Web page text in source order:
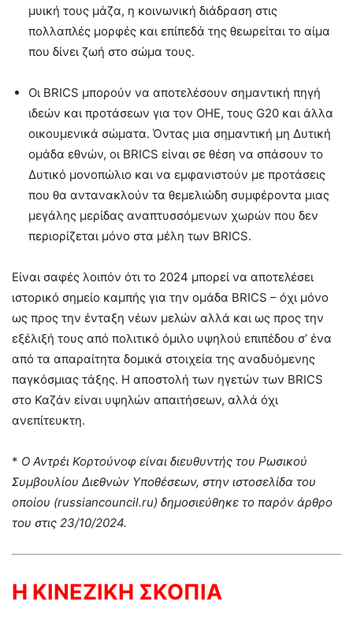
μυική τους μάζα, η κοινωνική διάδραση στις
πολλαπλές μορφές και επίπεδά της θεωρείται το αίμα
που δίνει ζωή στο σώμα τους.
Οι BRICS μπορούν να αποτελέσουν σημαντική πηγή
ιδεών και προτάσεων για τον ΟΗΕ, τους G20 και άλλα
οικουμενικά σώματα. Όντας μια σημαντική μη Δυτική
ομάδα εθνών, οι BRICS είναι σε θέση να σπάσουν το
Δυτικό μονοπώλιο και να εμφανιστούν με προτάσεις
που θα αντανακλούν τα θεμελιώδη συμφέροντα μιας
μεγάλης μερίδας αναπτυσσόμενων χωρών που δεν
περιορίζεται μόνο στα μέλη των BRICS.
Είναι σαφές λοιπόν ότι το 2024 μπορεί να αποτελέσει
ιστορικό σημείο καμπής για την ομάδα BRICS – όχι μόνο
ως προς την ένταξη νέων μελών αλλά και ως προς την
εξέλιξή τους από πολιτικό όμιλο υψηλού επιπέδου σ’ ένα
από τα απαραίτητα δομικά στοιχεία της αναδυόμενης
παγκόσμιας τάξης. Η αποστολή των ηγετών των BRICS
στο Καζάν είναι υψηλών απαιτήσεων, αλλά όχι
ανεπίτευκτη.
* Ο Αντρέι Κορτούνοφ είναι διευθυντής του Ρωσικού
Συμβουλίου Διεθνών Υποθέσεων, στην ιστοσελίδα του
οποίου (russiancouncil.ru) δημοσιεύθηκε το παρόν άρθρο
του στις 23/10/2024.
Η ΚΙΝΕΖΙΚΗ ΣΚΟΠΙΑ